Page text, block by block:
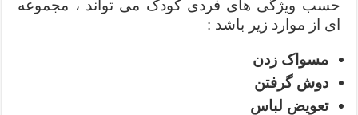
حسب ویژگی های فردی کودک می تواند ، مجموعه
ای از موارد زیر باشد :
مسواک زدن
دوش گرفتن
تعویض لباس